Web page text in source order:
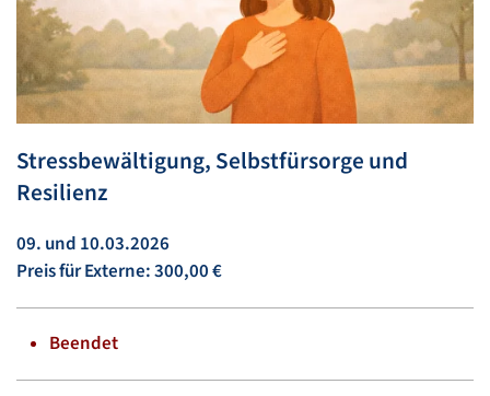
Stressbewältigung, Selbstfürsorge und
Resilienz
09. und 10.03.2026
Preis für Externe: 300,00 €
Beendet